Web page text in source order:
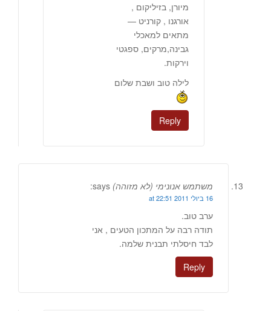
מיורן, בזיליקום ,
אורגנו , קורניט —
מתאים למאכלי
גבינה,מרקים, ספגטי
וירקות.
לילה טוב ושבת שלום
Reply
משתמש אנונימי (לא מזוהה) says:
16 ביולי 2011 at 22:51
ערב טוב.
תודה רבה על המתכון הטעים , אני
לבד חיסלתי תבנית שלמה.
Reply